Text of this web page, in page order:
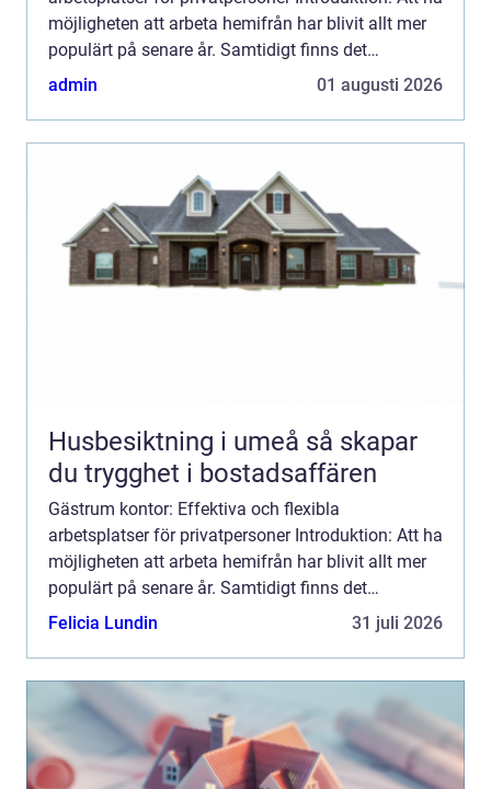
möjligheten att arbeta hemifrån har blivit allt mer
populärt på senare år. Samtidigt finns det
situationer då privatpersoner behöver en dedikerad
admin 01 augusti 2026
Husbesiktning i umeå så skapar
du trygghet i bostadsaffären
Gästrum kontor: Effektiva och flexibla
arbetsplatser för privatpersoner Introduktion: Att ha
möjligheten att arbeta hemifrån har blivit allt mer
populärt på senare år. Samtidigt finns det
situationer då privatpersoner behöver en dedikerad
Felicia Lundin 31 juli 2026